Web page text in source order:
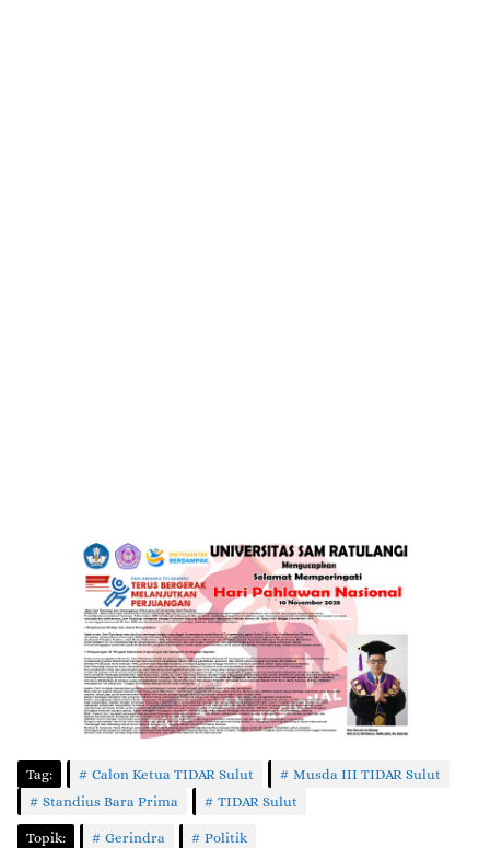
Tag: Calon Ketua TIDAR Sulut
Musda III TIDAR Sulut
Standius Bara Prima
TIDAR Sulut
Topik: Gerindra Politik